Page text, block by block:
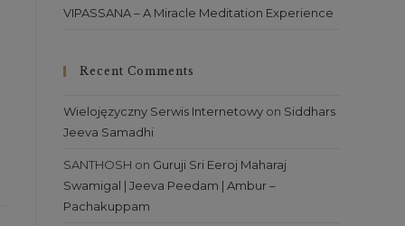
VIPASSANA – A Miracle Meditation Experience
Recent Comments
Wielojęzyczny Serwis Internetowy on Siddhars
Jeeva Samadhi
SANTHOSH on Guruji Sri Eeroj Maharaj
Swamigal | Jeeva Peedam | Ambur –
Pachakuppam